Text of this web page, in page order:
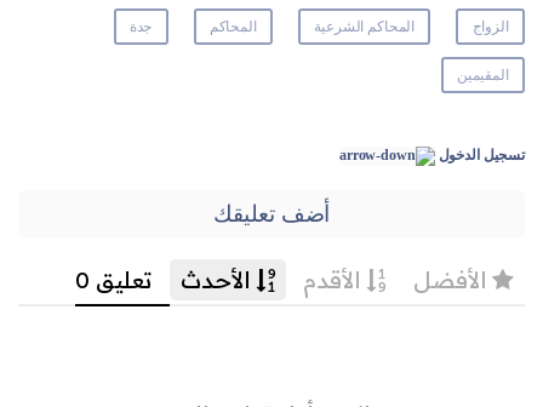
الزواج المحاكم الشرعية المحاكم جدة
المقيمين
تسجيل الدخول
أضف تعليقك